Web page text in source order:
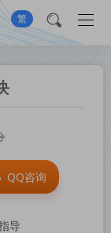
繁
QQ咨询
导